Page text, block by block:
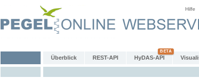
Hilfe
Überblick REST-API HyDAS-API